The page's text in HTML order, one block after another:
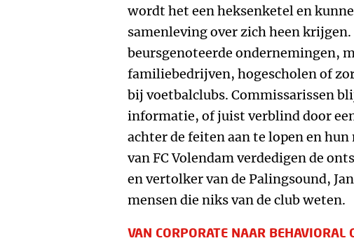
wordt het een heksenketel en
samenleving over zich heen
beursgenoteerde ondernemingen,
familiebedrijven, hogescholen of
bij voetbalclubs. Commissarissen
informatie, of juist verblind door
achter de feiten aan te lopen en
van FC Volendam verdedigen de
en vertolker van de Palingsound,
mensen die niks van de club weten.
VAN CORPORATE NAAR BEHAVIORAL